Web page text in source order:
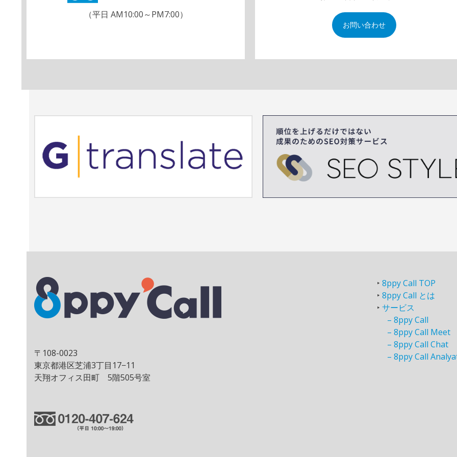
（平日 AM10:00～PM7:00）
お問い合わせ
〒108-0023
東京都港区芝浦3丁目17−11
天翔オフィス田町 5階505号室
‣8ppy Call TOP
‣8ppy Call とは
‣サービス
–8ppy Call
–8ppy Call Meet
–8ppy Call Chat
–8ppy Call